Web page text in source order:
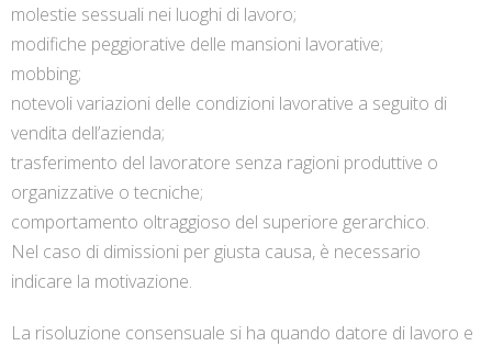
molestie sessuali nei luoghi di lavoro;
modifiche peggiorative delle mansioni lavorative;
mobbing;
notevoli variazioni delle condizioni lavorative a seguito di
vendita dell’azienda;
trasferimento del lavoratore senza ragioni produttive o
organizzative o tecniche;
comportamento oltraggioso del superiore gerarchico.
Nel caso di dimissioni per giusta causa, è necessario
indicare la motivazione.
La risoluzione consensuale si ha quando datore di lavoro e